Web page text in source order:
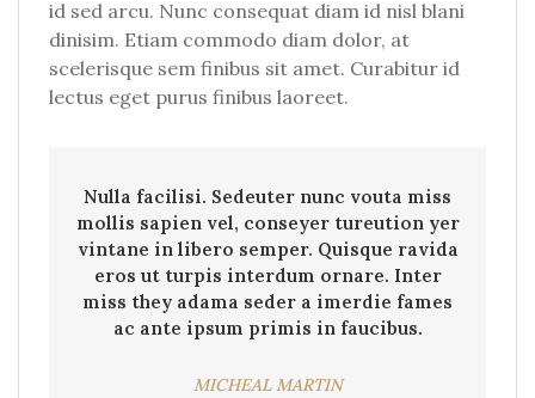
id sed arcu. Nunc consequat diam id nisl blani
dinisim. Etiam commodo diam dolor, at
scelerisque sem finibus sit amet. Curabitur id
lectus eget purus finibus laoreet.
Nulla facilisi. Sedeuter nunc vouta miss
mollis sapien vel, conseyer tureution yer
vintane in libero semper. Quisque ravida
eros ut turpis interdum ornare. Inter
miss they adama seder a imerdie fames
ac ante ipsum primis in faucibus.
MICHEAL MARTIN